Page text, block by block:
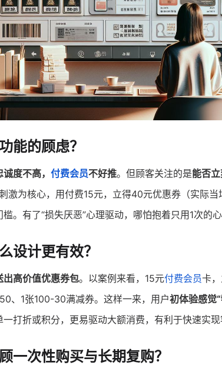
能的顾虑？
度不高， 付费会员不好推。但顾客关注的是能否
激为核心，用付费15元，立得40元优惠券（实际
。有了“损失厌恶”心理驱动，哪怕抱着只用1次的
设计更有效？
出高价值优惠券包。以案例来看，15元付费会员卡
、1张100-30满减券。这样一来，用户初体验感觉
打折或积分，更易驱动大额消费，有利于快速实现
一次性购买与长期复购？